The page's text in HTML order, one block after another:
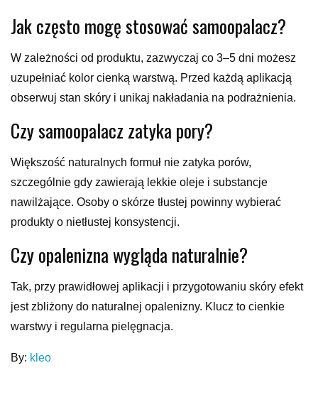
Jak często mogę stosować samoopalacz?
W zależności od produktu, zazwyczaj co 3–5 dni możesz
uzupełniać kolor cienką warstwą. Przed każdą aplikacją
obserwuj stan skóry i unikaj nakładania na podrażnienia.
Czy samoopalacz zatyka pory?
Większość naturalnych formuł nie zatyka porów,
szczególnie gdy zawierają lekkie oleje i substancje
nawilżające. Osoby o skórze tłustej powinny wybierać
produkty o nietłustej konsystencji.
Czy opalenizna wygląda naturalnie?
Tak, przy prawidłowej aplikacji i przygotowaniu skóry efekt
jest zbliżony do naturalnej opalenizny. Klucz to cienkie
warstwy i regularna pielęgnacja.
By: kleo